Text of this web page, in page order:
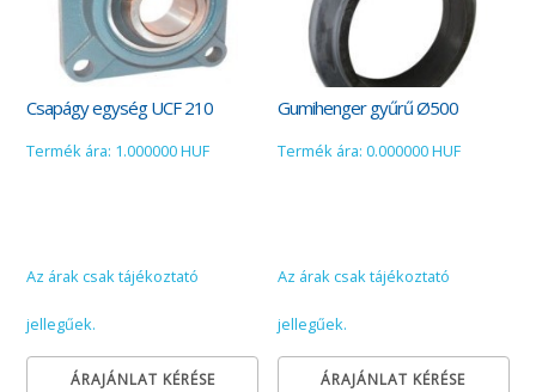
Csapágy egység UCF 210
Termék ára: 1.000000 HUF
Az árak csak tájékoztató
jellegűek.
ÁRAJÁNLAT KÉRÉSE
Gumihenger gyűrű Ø500
Termék ára: 0.000000 HUF
Az árak csak tájékoztató
jellegűek.
ÁRAJÁNLAT KÉRÉSE